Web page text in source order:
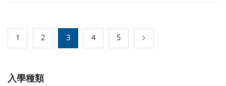
1 2 3 4 5
入學種類